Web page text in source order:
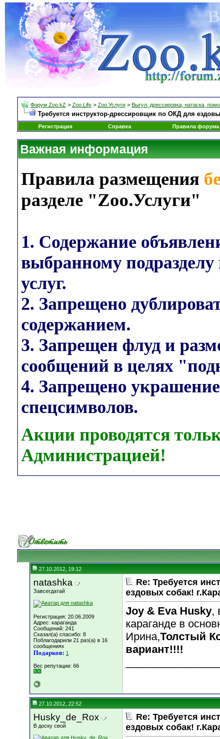
Форум Zoo.kZ > Zoo.Life > Zoo.Услуги > Выгул, дрессировка, натаска,
Требуется инструктор-дрессировщик по ОКД для
Регистрация Справка Правила форума
Важная информация
Правила размещения
разделе "Zoo.Услуги"
1. Содержание
выбранному
услуг.
2. Запрещено
содержанием.
3. Запрещен флуд и
сообщений в целях
4. Запрещено
спецсимволов.
Акции проводятся
Администрацией!
27.10.2012, 19:12
natashka
Завсегдатай
Регистрация: 20.06.2009
Адрес: караганда
Сообщений: 241
Сказал(а) спасибо: 8
Поблагодарили 21 раз(а) в 16
сообщениях
Подарков: 1
Вес репутации: 66
Re: Требуется
ездовых собак!
Joy & Eva Husky,
караганде в
Ирина,Толстый
вариант!!!!
27.10.2012, 22:52
Husky_de_Rox
В доску свой
Re: Требуется
ездовых собак!